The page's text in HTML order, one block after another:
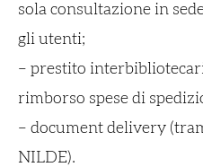
sola consultazione in
gli utenti;
– prestito
rimborso spese di
– document delivery
NILDE).